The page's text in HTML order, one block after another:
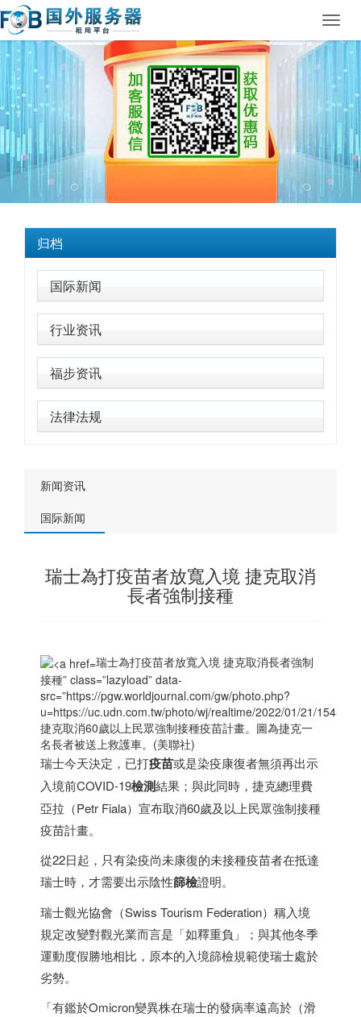
归档
国际新闻
行业资讯
福步资讯
法律法规
新闻资讯
国际新闻
瑞士為打疫苗者放寬入境 捷克取消
長者強制接種
瑞士為打疫苗者放寬入境 捷克取消長者強制
接種” class=”lazyload” data-
src=”https://pgw.worldjournal.com/gw/photo.php?
u=https://uc.udn.com.tw/photo/wj/realtime/2022/01/21/
捷克取消60歲以上民眾強制接種疫苗計畫。圖為捷克一
名長者被送上救護車。(美聯社)
瑞士今天決定，已打疫苗或是染疫康復者無須再出示
入境前COVID-19檢測結果；與此同時， 捷克總理費
亞拉（Petr Fiala）宣布取消60歲及以上民眾強制接種
疫苗計畫。
從22日起，只有染疫尚未康復的未接種疫苗者在抵達
瑞士時，才需要出示陰性篩檢證明。
瑞士觀光協會（Swiss Tourism Federation）稱入境
規定改變對觀光業而言是「如釋重負」；與其他冬季
運動度假勝地相比，原本的入境篩檢規範使瑞士處於
劣勢。
「有鑑於Omicron變異株在瑞士的發病率遠高於（滑